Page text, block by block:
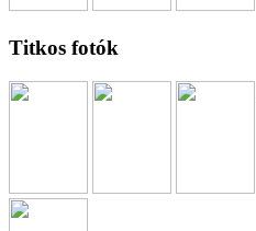
Titkos fotók